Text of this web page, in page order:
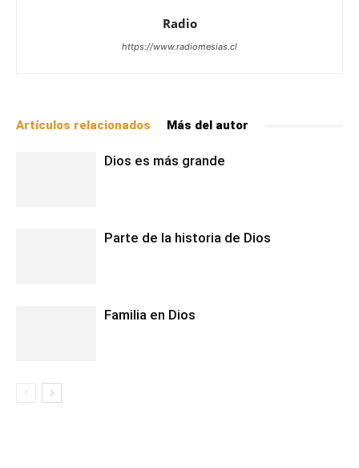
Radio
https://www.radiomesias.cl
Artículos relacionados Más del autor
Dios es más grande
Parte de la historia de Dios
Familia en Dios